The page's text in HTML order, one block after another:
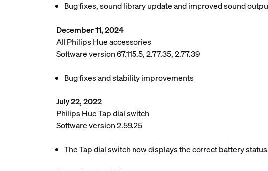
Bug fixes, sound library update and improved sound
December 11, 2024
All Philips Hue accessories
Software version 67.115.5, 2.77.35, 2.77.39
Bug fixes and stability improvements
July 22, 2022
Philips Hue Tap dial switch
Software version 2.59.25
The Tap dial switch now displays the correct battery status.